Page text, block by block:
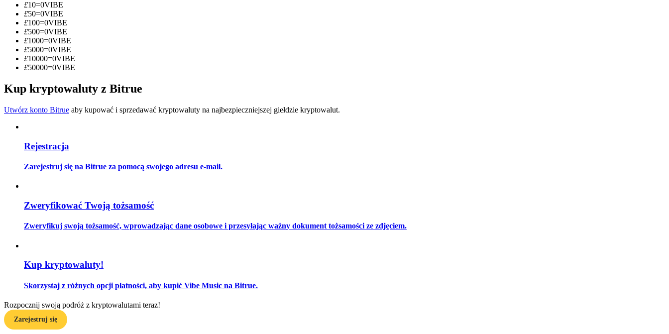
Zostań traderem kopiującym
Ciesz się podziałem zysków i prowizjami z kopiowania transakcji
Informacja
Analiza Big Data, w tym informacje handlowe itp.
Przewodnik
£10=0VIBE
£50=0VIBE
£100=0VIBE
£500=0VIBE
£1000=0VIBE
£5000=0VIBE
£10000=0VIBE
£50000=0VIBE
Kup kryptowaluty z Bitrue
Utwórz konto Bitrue aby kupować i sprzedawać kryptowaluty na najbezpieczniejszej giełdzie kryptowalut.
Rejestracja
Zarejestruj się na Bitrue za pomocą swojego adresu e-mail.
Zweryfikować Twoją tożsamość
Zweryfikuj swoją tożsamość, wprowadzając dane osobowe i przesyłając ważny dokument tożsamości ze zdjęciem.
Kup kryptowaluty!
Skorzystaj z różnych opcji płatności, aby kupić Vibe Music na Bitrue.
Rozpocznij swoją podróż z kryptowalutami teraz!
Zarejestruj się